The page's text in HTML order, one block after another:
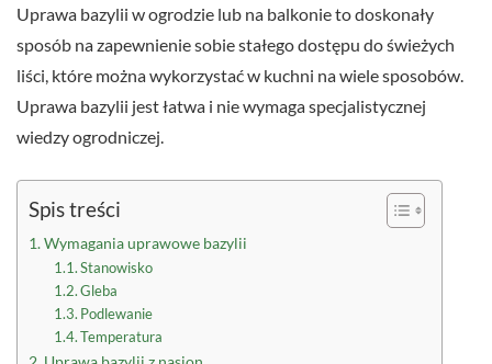
Uprawa bazylii w ogrodzie lub na balkonie to doskonały
sposób na zapewnienie sobie stałego dostępu do świeżych
liści, które można wykorzystać w kuchni na wiele sposobów.
Uprawa bazylii jest łatwa i nie wymaga specjalistycznej
wiedzy ogrodniczej.
Spis treści
Wymagania uprawowe bazylii
Stanowisko
Gleba
Podlewanie
Temperatura